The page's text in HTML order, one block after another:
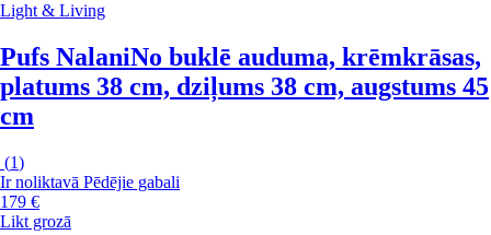
Light & Living
Pufs NalaniNo buklē auduma, krēmkrāsas,
platums 38 cm, dziļums 38 cm, augstums 45
cm
(1)
Ir noliktavā Pēdējie gabali
179 €
Likt grozā